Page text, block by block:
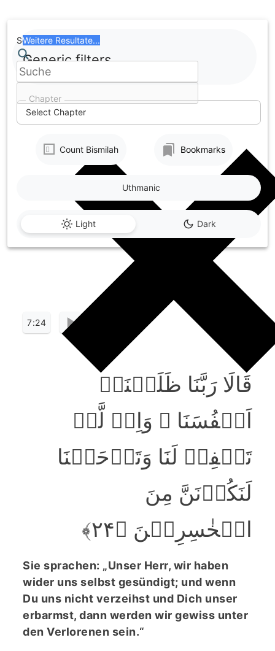
to
content
Chapter
Select Chapter
Search
Weitere Resultate...
Generic filters
Count Bismilah Bookmarks
Light Dark
Uthmanic
7:24
قَالَا رَبَّنَا ظَلَمۡنَاۤ
اَنۡفُسَنَا ٜ وَاِنۡ لَّمۡ
تَغۡفِرۡ لَنَا وَتَرۡحَمۡنَا
لَنَکُوۡنَنَّ مِنَ
الۡخٰسِرِیۡنَ ﴿۲۴﴾
Sie sprachen: „Unser Herr, wir haben
wider uns selbst gesündigt; und wenn
Du uns nicht verzeihst und Dich unser
erbarmst, dann werden wir gewiss unter
den Verlorenen sein.“